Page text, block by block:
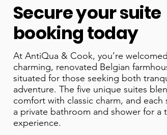
Secure your suite
booking today
At AntiQua & Cook, you’re
charming, renovated Belgian
situated for those seeking both
adventure. The five unique suites
comfort with classic charm, and each
a private bathroom and shower for a
experience.